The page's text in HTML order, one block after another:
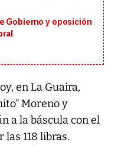
Gobierno y oposición
en La Guaira,
Moreno y
a la báscula con el
118 libras.